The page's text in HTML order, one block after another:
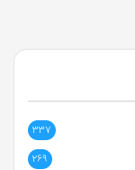
337
269